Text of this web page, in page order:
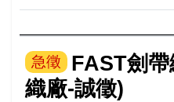
急徵
FAST劍
織廠-誠徵)